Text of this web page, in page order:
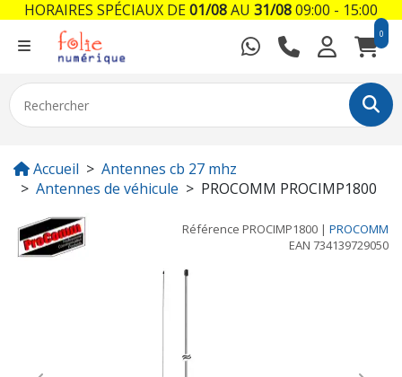
0
Accueil
Antennes cb 27 mhz
Antennes de véhicule
PROCOMM PROCIMP1800
Référence PROCIMP1800 | PROCOMM
EAN 734139729050
HORAIRES SPÉCIAUX DE01/08AU 31/0809:00 - 15:00